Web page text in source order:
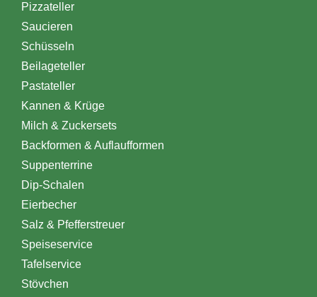
Pizzateller
Saucieren
Schüsseln
Beilageteller
Pastateller
Kannen & Krüge
Milch & Zuckersets
Backformen & Auflaufformen
Suppenterrine
Dip-Schalen
Eierbecher
Salz & Pfefferstreuer
Speiseservice
Tafelservice
Stövchen